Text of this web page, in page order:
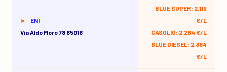
ENI
Via Aldo Moro 78 65016
BLUE SUPER: 2,119
€/L
GASOLIO: 2,264 €/L
BLUE DIESEL: 2,364
€/L